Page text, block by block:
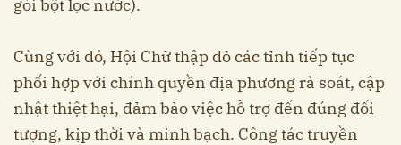
gói bột lọc nước).
Cùng với đó, Hội Chữ thập đỏ các tỉnh tiếp tục
phối hợp với chính quyền địa phương rà soát, cập
nhật thiệt hại, đảm bảo việc hỗ trợ đến đúng đối
tượng, kịp thời và minh bạch. Công tác truyền